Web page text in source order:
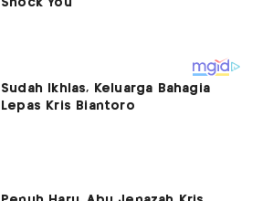
Sudah Ikhlas, Keluarga Bahagia
Lepas Kris Biantoro